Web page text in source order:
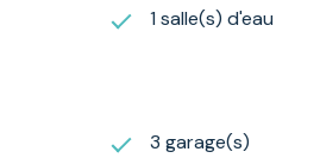
1 salle(s) d'eau
3 garage(s)